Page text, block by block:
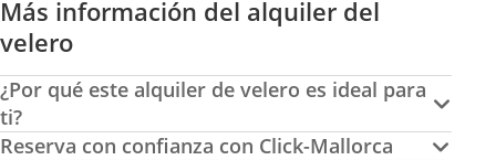
Más información del alquiler del
velero
¿Por qué este alquiler de velero es ideal para
ti?
Reserva con confianza con Click-Mallorca